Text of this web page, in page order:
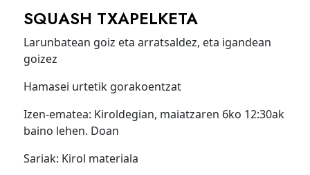
SQUASH TXAPELKETA
Larunbatean goiz eta arratsaldez, eta igandean
goizez
Hamasei urtetik gorakoentzat
Izen-ematea: Kiroldegian, maiatzaren 6ko 12:30ak
baino lehen. Doan
Sariak: Kirol materiala